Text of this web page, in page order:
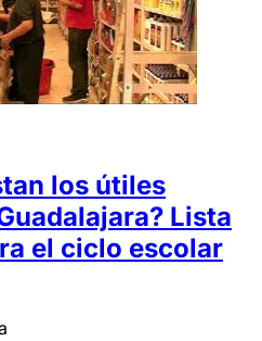
los útiles
Lista
el ciclo escolar